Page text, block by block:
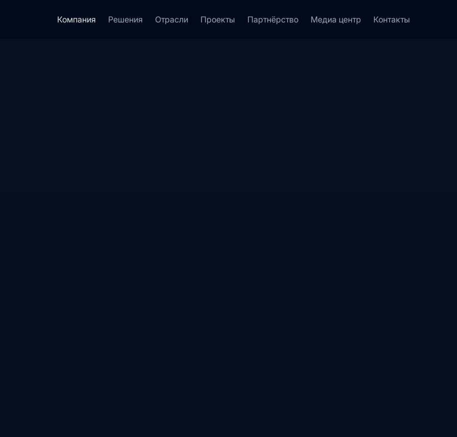
Компания Решения Отрасли Проекты Партнёрство Медиа центр Контакты